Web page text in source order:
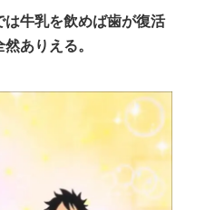
は牛乳を飲めば歯が復活
ありえる。